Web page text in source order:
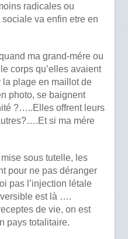
radicales ou
va enfin etre en
ma grand-mére ou
corps qu’elles avaient
la plage en maillot de
photo, se baignent
?…..Elles offrent leurs
si ma mére
sous tutelle, les
pour ne pas déranger
pas l’injection létale
est là ….
de vie, on est
pays totalitaire.